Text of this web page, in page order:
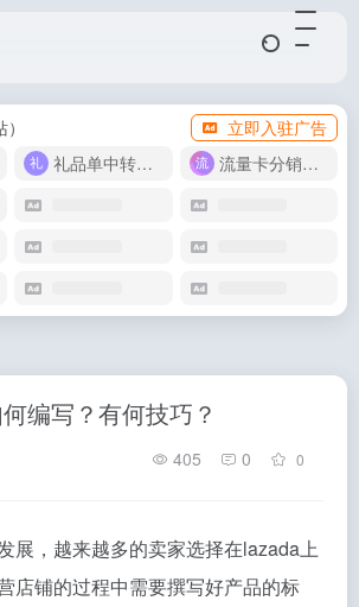
立即入驻广告
礼品单中转同步单
流量卡分销代理
编写？有何技巧？
405 0 0
展，越来越多的卖家选择在lazada上
店铺的过程中需要撰写好产品的标